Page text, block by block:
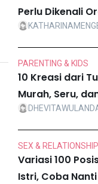
Perlu Dikenali
PARENTING & KIDS
10 Kreasi dari
Murah, Seru,
SEX & RELATIONSHIP
Variasi 100
Istri, Coba